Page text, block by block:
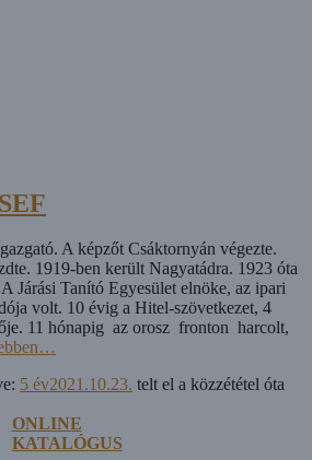
A képzőt Csáktornyán végezte.
1919-ben került Nagyatádra. 1923 óta
Járási Tanító Egyesület elnöke, az ipari
volt. 10 évig a Hitel-szövetkezet, 4
11 hónapig az orosz fronton harcolt,
5 év2021.10.23. telt el a közzététel óta
ONLINE
KATALÓGUS